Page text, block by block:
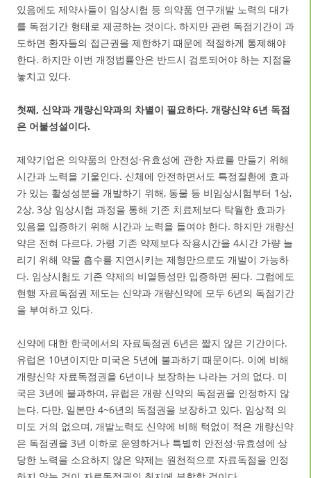
있음에도 제약사들이 임상시험 등 의약품 연구개발 노력의 대가
를 독점기간 형태로 제공하는 것이다. 하지만 관련 독점기간이 과
도하면 환자들의 접근권을 제한하기 때문에 적절하게 통제해야
한다. 하지만 이번 개정법률안은 반드시 검토되어야 하는 지점을
놓치고 있다.
첫째, 신약과 개량신약과의 차별이 필요하다. 개량신약 6년 독점
은 어불성설이다.
제약기업은 의약품의 안전성·유효성에 관한 자료를 만들기 위해
시간과 노력을 기울인다. 신체에 안전하면서도 특정질환에 효과
가 있는 활성성분을 개발하기 위해, 동물 등 비임상시험부터 1상,
2상, 3상 임상시험 과정을 통해 기존 치료제보다 탁월한 효과가
있음을 입증하기 위해 시간과 노력을 들여야 한다. 하지만 개량신
약은 전혀 다르다. 가령 기존 약제보다 작용시간을 4시간 가량 늘
리기 위해 약물 흡수를 지연시키는 제형만으로도 개발이 가능하
다. 임상시험도 기존 약제의 비열등성만 입증하면 된다. 그럼에도
현행 자료독점권 제도는 신약과 개량신약에 모두 6년의 독점기간
을 부여하고 있다.
신약에 대한 한국에서의 자료독점권 6년은 짧지 않은 기간이다.
유럽은 10년이지만 미국은 5년에 불과하기 때문이다. 이에 비해
개량신약 자료독점권을 6년이나 보장하는 나라는 거의 없다. 미
국은 3년에 불과하며, 유럽은 개량 신약의 독점권을 인정하지 않
는다. 다만, 일본만 4~6년의 독점권을 보장하고 있다. 임상적 의
미도 거의 없으며, 개발노력도 신약에 비해 턱없이 적은 개량신약
은 독점권을 3년 이하로 운영하거나 특별히 안전성·유효성에 상
당한 노력을 소요하지 않은 약제는 원천적으로 자료독점을 인정